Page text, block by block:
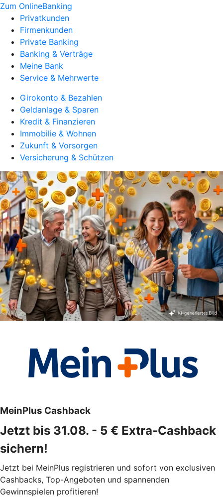
Zum OnlineBanking
Privatkunden
Firmenkunden
Private Banking
Banking & Verträge
Meine Bank
Service & Mehrwerte
Girokonto & Bezahlen
Geldanlage & Sparen
Kredit & Finanzieren
Immobilie & Wohnen
Zukunft & Vorsorgen
Versicherung & Schützen
MeinPlus Cashback
Jetzt bis 31.08. - 5 € Extra-Cashback
sichern!
Jetzt bei MeinPlus registrieren und sofort von exclusiven
Cashbacks, Top-Angeboten und spannenden
Gewinnspielen profitieren!